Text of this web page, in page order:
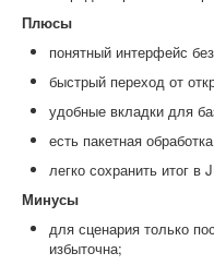
Плюсы
понятный интерфейс
быстрый переход от
удобные вкладки для
есть пакетная
легко сохранить итог в
Минусы
для сценария только
избыточна;